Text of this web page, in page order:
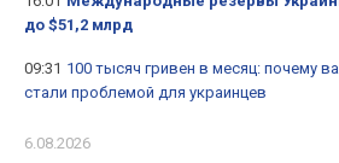
до $51,2 млрд
09:31 100 тысяч гривен в месяц: почему
стали проблемой для украинцев
6.08.2026